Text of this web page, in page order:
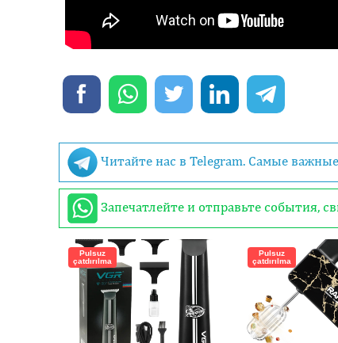
Читайте нас в Telegram. Самые
Запечатлейте и отправьте события,